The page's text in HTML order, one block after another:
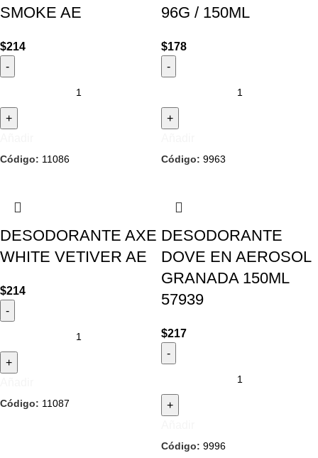
SMOKE AE
$214
Código: 11086
96G / 150ML
$178
Código: 9963
DESODORANTE AXE
WHITE VETIVER AE
$214
Código: 11087
DESODORANTE
DOVE EN AEROSOL
GRANADA 150ML
57939
$217
Código: 9996
FINALIZÁ TU COMPRA